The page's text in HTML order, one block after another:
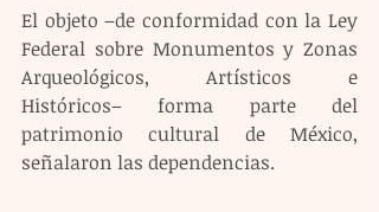
El objeto –de conformidad con la Ley
Federal sobre Monumentos y Zonas
Arqueológicos, Artísticos e
Históricos– forma parte del
patrimonio cultural de México,
señalaron las dependencias.